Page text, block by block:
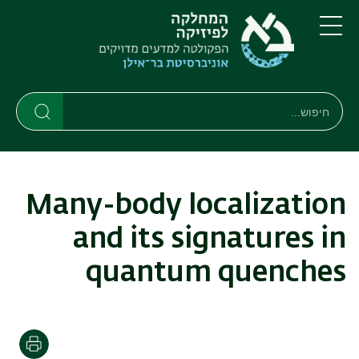
דילוג
לתוכן
העיקרי
דילוג
לתפריט
ניווט
ראשי
תפריט
חיפוש
חיפוש
Many-body localization
and its signatures in
quantum quenches